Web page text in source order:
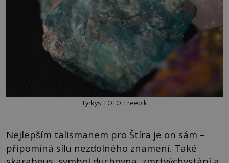
Tyrkys. FOTO: Freepik
Nejlepším talismanem pro Štíra je on sám –
připomíná sílu nezdolného znamení. Také